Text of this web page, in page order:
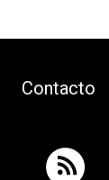
Contacto